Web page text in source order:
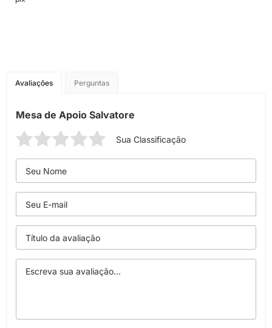
Avaliações Perguntas
Mesa de Apoio Salvatore
Sua Classificação